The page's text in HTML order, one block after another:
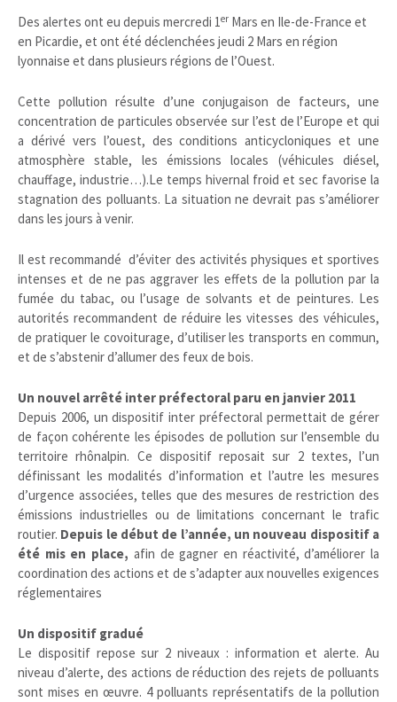
Des alertes ont eu depuis mercredi 1er Mars en Ile-de-France et
en Picardie, et ont été déclenchées jeudi 2 Mars en région
lyonnaise et dans plusieurs régions de l’Ouest.
Cette pollution résulte d’une conjugaison de facteurs, une
concentration de particules observée sur l’est de l’Europe et qui
a dérivé vers l’ouest, des conditions anticycloniques et une
atmosphère stable, les émissions locales (véhicules diésel,
chauffage, industrie…).Le temps hivernal froid et sec favorise la
stagnation des polluants. La situation ne devrait pas s’améliorer
dans les jours à venir.
Il est recommandé d’éviter des activités physiques et sportives
intenses et de ne pas aggraver les effets de la pollution par la
fumée du tabac, ou l’usage de solvants et de peintures. Les
autorités recommandent de réduire les vitesses des véhicules,
de pratiquer le covoiturage, d’utiliser les transports en commun,
et de s’abstenir d’allumer des feux de bois.
Un nouvel arrêté inter préfectoral paru en janvier 2011
Depuis 2006, un dispositif inter préfectoral permettait de gérer
de façon cohérente les épisodes de pollution sur l’ensemble du
territoire rhônalpin. Ce dispositif reposait sur 2 textes, l’un
définissant les modalités d’information et l’autre les mesures
d’urgence associées, telles que des mesures de restriction des
émissions industrielles ou de limitations concernant le trafic
routier. Depuis le début de l’année, un nouveau dispositif a
été mis en place, afin de gagner en réactivité, d’améliorer la
coordination des actions et de s’adapter aux nouvelles exigences
réglementaires
Un dispositif gradué
Le dispositif repose sur 2 niveaux : information et alerte. Au
niveau d’alerte, des actions de réduction des rejets de polluants
sont mises en œuvre. 4 polluants représentatifs de la pollution